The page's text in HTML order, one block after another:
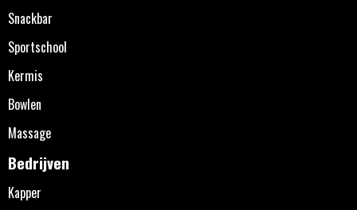
Snackbar
Sportschool
Kermis
Bowlen
Massage
Bedrijven
Kapper